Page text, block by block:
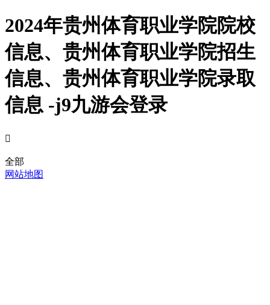
2024年贵州体育职业学院院校
信息、贵州体育职业学院招生
信息、贵州体育职业学院录取
信息 -j9九游会登录

全部
网站地图